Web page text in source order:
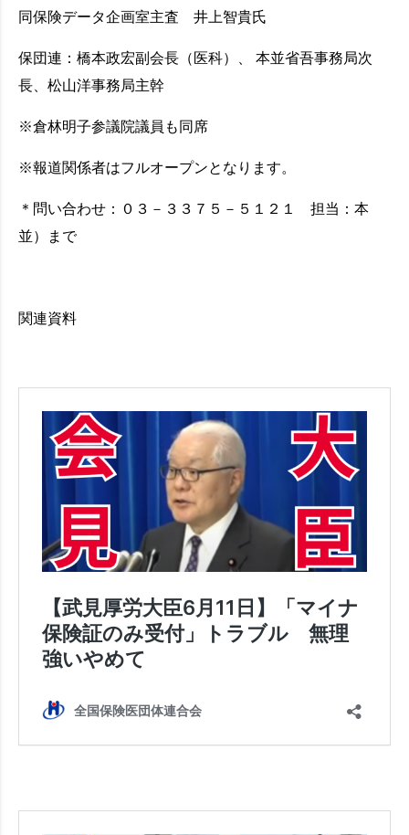
同保険データ企画室主査 井上智貴氏
保団連：橋本政宏副会長（医科）、 本並省吾事務局次
長、松山洋事務局主幹
※倉林明子参議院議員も同席
※報道関係者はフルオープンとなります。
＊問い合わせ：０３－３３７５－５１２１ 担当：本
並）まで
関連資料